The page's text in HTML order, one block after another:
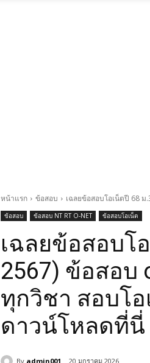
หน้าแรก ข้อสอบ เฉลยข้อสอบโอเน็ตปี 68
ข้อสอบ ข้อสอบ NT RT O-NET ข้อสอบโอเน็ต
เฉลยข้อสอบโ
2567) ข้อสอบ
ทุกวิชา สอบโ
ดาวน์โหลดที่นี่
By admin001 20 มกราคม 2026